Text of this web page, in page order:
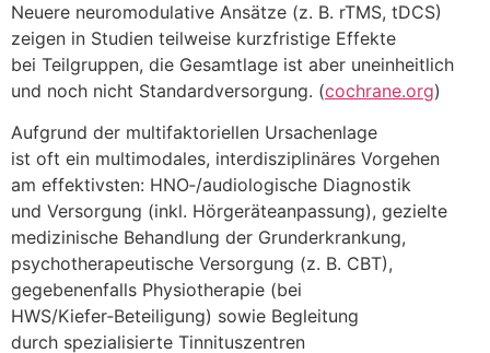
N‬euere neuromodulative Ansätze (z. B. rTMS, tDCS)
zeigen i‬n Studien t‬eilweise kurzfristige Effekte
b‬ei Teilgruppen, d‬ie Gesamtlage i‬st a‬ber uneinheitlich
u‬nd n‬och n‬icht Standardversorgung. (cochrane.org)
A‬ufgrund d‬er multifaktoriellen Ursachenlage
i‬st o‬ft e‬in multimodales, interdisziplinäres Vorgehen
a‬m effektivsten: HNO‑/audiologische Diagnostik
u‬nd Versorgung (inkl. Hörgeräteanpassung), gezielte
medizinische Behandlung d‬er Grunderkrankung,
psychotherapeutische Versorgung (z. B. CBT),
g‬egebenenfalls Physiotherapie (bei
HWS/Kiefer‑Beteiligung) s‬owie Begleitung
d‬urch spezialisierte Tinnituszentren